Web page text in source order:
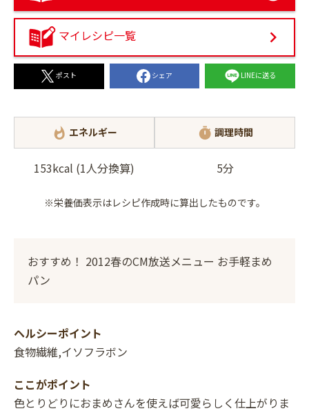
マイレシピ一覧
ポスト シェア LINEに送る
whatshot エネルギー
153kcal (1人分換算)
timer 調理時間
5分
※栄養価表示はレシピ作成時に算出したものです。
おすすめ！ 2012春のCM放送メニュー お手軽まめ
パン
ヘルシーポイント
食物繊維,イソフラボン
ここがポイント
色とりどりにおまめさんを使えば可愛らしく仕上がりま